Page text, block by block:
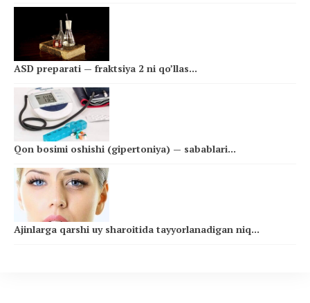
ASD preparati — fraktsiya 2 ni qo’llas...
Qon bosimi oshishi (gipertoniya) — sabablari...
Ajinlarga qarshi uy sharoitida tayyorlanadigan niq...